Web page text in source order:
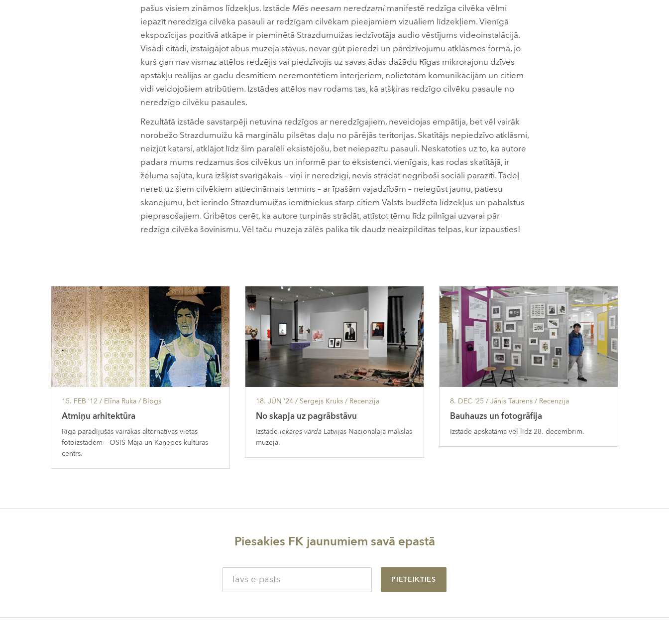
pašus visiem zināmos līdzekļus. Izstāde Mēs neesam neredzami manifestē redzīga cilvēka vēlmi
iepazīt neredzīga cilvēka pasauli ar redzīgam cilvēkam pieejamiem vizuāliem līdzekļiem. Vienīgā
ekspozīcijas pozitīvā atkāpe ir pieminētā Strazdumuižas iedzīvotāja audio vēstījums videoinstalācijā.
Visādi citādi, izstaigājot abus muzeja stāvus, nevar gūt pieredzi un pārdzīvojumu atklāsmes formā, jo
kurš gan nav vismaz attēlos redzējis vai piedzīvojis uz savas ādas dažādu Rīgas mikrorajonu dzīves
apstākļu reālijas ar gadu desmitiem neremontētiem interjeriem, nolietotām komunikācijām un citiem
vidi veidojošiem atribūtiem. Izstādes attēlos nav rodams tas, kā atšķiras redzīgo cilvēku pasaule no
neredzīgo cilvēku pasaules.
Rezultātā izstāde savstarpēji netuvina redzīgos ar neredzīgajiem, neveidojas empātija, bet vēl vairāk
norobežo Strazdumuižu kā marginālu pilsētas daļu no pārējās teritorijas. Skatītājs nepiedzīvo atklāsmi,
neizjūt katarsi, atklājot līdz šim paralēli eksistējošu, bet neiepazītu pasauli. Neskatoties uz to, ka autore
padara mums redzamus šos cilvēkus un informē par to eksistenci, vienīgais, kas rodas skatītājā, ir
žēluma sajūta, kurā izšķīst svarīgākais – viņi ir neredzīgi, nevis strādāt negriboši sociāli parazīti. Tādēļ
nereti uz šiem cilvēkiem attiecināmais termins – ar īpašām vajadzībām – neiegūst jaunu, patiesu
skanējumu, bet ierindo Strazdumuižas iemītniekus starp citiem Valsts budžeta līdzekļus un pabalstus
pieprasošajiem. Gribētos cerēt, ka autore turpinās strādāt, attīstot tēmu līdz pilnīgai uzvarai pār
redzīga cilvēka šovinismu. Vēl taču muzeja zālēs palika tik daudz neaizpildītas telpas, kur izpausties!
15. FEB ’12 / Elīna Ruka / Blogs
Atmiņu arhitektūra
Rīgā parādījušās vairākas alternatīvas vietas
fotoizstādēm – OSIS Māja un Kaņepes kultūras
centrs.
18. JŪN ’24/ Sergejs Kruks / Recenzija
No skapja uz pagrābstāvu
Izstāde Iekāres vārdāLatvijas Nacionālajā mākslas
muzejā.
8. DEC ’25 / Jānis Taurens / Recenzija
Bauhauzs un fotogrāfija
Izstāde apskatāma vēl līdz 28. decembrim.
Piesakies FK jaunumiem savā epastā
PIETEIKTIES